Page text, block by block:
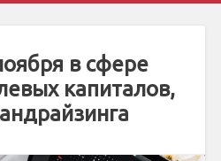
в сфере
капиталов,